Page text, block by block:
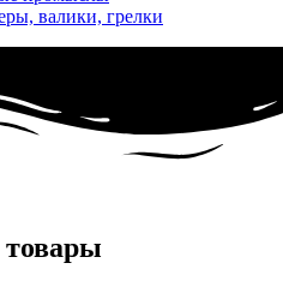
валики, грелки​